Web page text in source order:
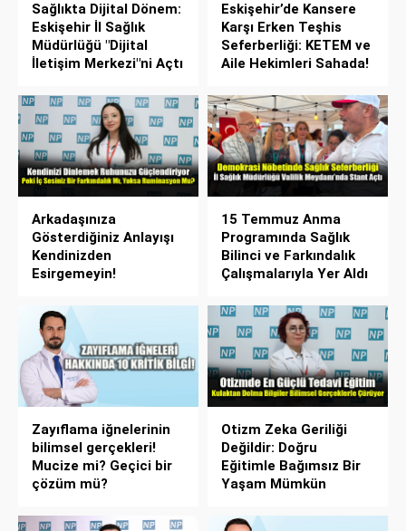
Sağlıkta Dijital Dönem:
Eskişehir İl Sağlık
Müdürlüğü "Dijital
İletişim Merkezi"ni Açtı
Eskişehir’de Kansere
Karşı Erken Teşhis
Seferberliği: KETEM ve
Aile Hekimleri Sahada!
Arkadaşınıza
Gösterdiğiniz Anlayışı
Kendinizden
Esirgemeyin!
15 Temmuz Anma
Programında Sağlık
Bilinci ve Farkındalık
Çalışmalarıyla Yer Aldı
Zayıflama iğnelerinin
bilimsel gerçekleri!
Mucize mi? Geçici bir
çözüm mü?
Otizm Zeka Geriliği
Değildir: Doğru
Eğitimle Bağımsız Bir
Yaşam Mümkün